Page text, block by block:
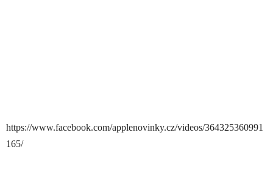
https://www.facebook.com/applenovinky.cz/videos/364325360991
165/